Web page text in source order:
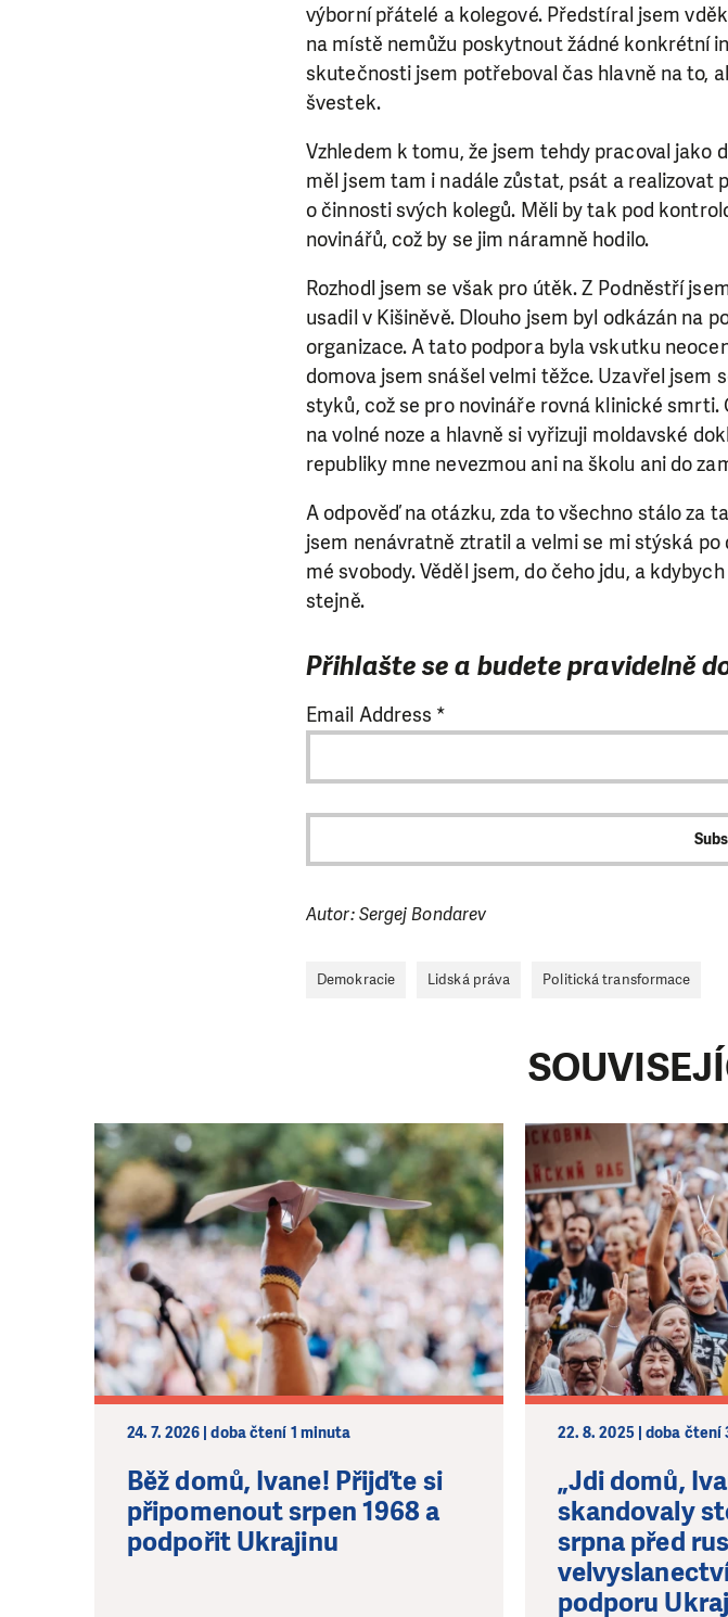
výborní přátelé a kolegové. Předstíral jsem
na místě nemůžu poskytnout žádné konkrétní
skutečnosti jsem potřeboval čas hlavně na to,
švestek.
Vzhledem k tomu, že jsem tehdy pracoval jako
měl jsem tam i nadále zůstat, psát a
o činnosti svých kolegů. Měli by tak pod
novinářů, což by se jim náramně hodilo.
Rozhodl jsem se však pro útěk. Z Podněstří
usadil v Kišiněvě. Dlouho jsem byl odkázán na
organizace. A tato podpora byla vskutku
domova jsem snášel velmi těžce. Uzavřel jsem
styků, což se pro novináře rovná klinické
na volné noze a hlavně si vyřizuji moldavské
republiky mne nevezmou ani na školu ani do
A odpověď na otázku, zda to všechno stálo za
jsem nenávratně ztratil a velmi se mi stýská
mé svobody. Věděl jsem, do čeho jdu, a
stejně.
Přihlašte se a budete pravidelně
Email Address *
Autor: Sergej Bondarev
Demokracie Lidská práva Politická transformace
24. 7. 2026 | doba čtení 1 minuta
Běž domů, Ivane! Přijďte si
připomenout srpen 1968 a
podpořit Ukrajinu
22. 8. 2025 | doba čtení
„Jdi domů,
skandovaly
srpna před
podporu
LÍBÍ SE VÁM, CO
Abychom mohli pomáhat smysluplně,
dary nám umožní pomoci
DAROVAT